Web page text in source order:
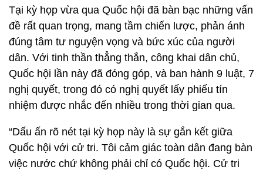
Tại kỳ họp vừa qua Quốc hội đã bàn bạc những vấn
đề rất quan trọng, mang tầm chiến lược, phản ánh
đúng tâm tư nguyện vọng và bức xúc của người
dân. Với tinh thần thẳng thắn, công khai dân chủ,
Quốc hội lần này đã đóng góp, và ban hành 9 luật, 7
nghị quyết, trong đó có nghị quyết lấy phiếu tín
nhiệm được nhắc đến nhiều trong thời gian qua.
“Dấu ấn rõ nét tại kỳ họp này là sự gắn kết giữa
Quốc hội với cử tri. Tôi cảm giác toàn dân đang bàn
việc nước chứ không phải chỉ có Quốc hội. Cử tri